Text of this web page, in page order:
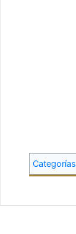
Categorías